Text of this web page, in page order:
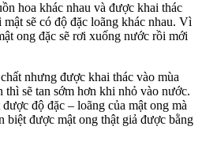
hoa khác nhau và được khai thác
sẽ có độ đặc loãng khác nhau. Vì
ong đặc sẽ rơi xuống nước rồi mới
nhưng được khai thác vào mùa
thì sẽ tan sớm hơn khi nhỏ vào nước.
độ đặc – loãng của mật ong mà
biệt được mật ong thật giả được bằng